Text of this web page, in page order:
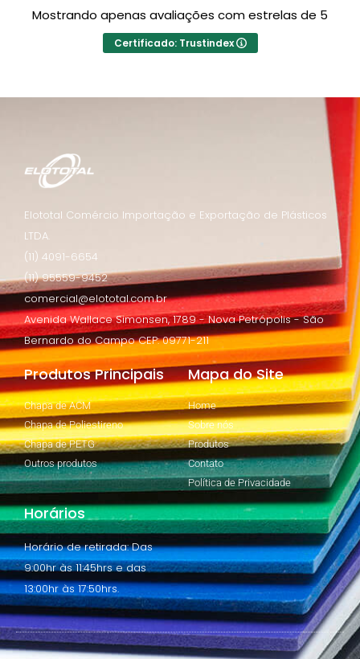
Mostrando apenas avaliações com estrelas de 5
Certificado: Trustindex
Elototal Comércio Importação e Exportação de Plásticos
LTDA.
(11) 4091-6654
(11) 95559-9452
comercial@elototal.com.br
Avenida Wallace Simonsen, 1789 - Nova Petrópolis - São
Bernardo do Campo CEP: 09771-211
Produtos Principais
Chapa de ACM
Chapa de Poliestireno
Chapa de PETG
Outros produtos
Mapa do Site
Home
Sobre nós
Produtos
Contato
Política de Privacidade
Horários
Horário de retirada: Das
9:00hr às 11:45hrs e das
13:00hr às 17:50hrs.